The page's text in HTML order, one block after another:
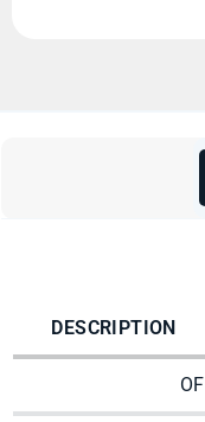
DESCRIPTION